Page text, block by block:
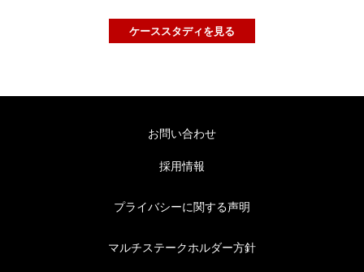
ケーススタディを見る
お問い合わせ
採用情報
プライバシーに関する声明
マルチステークホルダー方針